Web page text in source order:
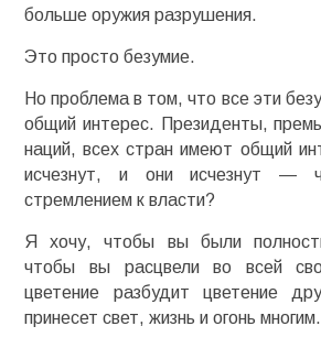
больше оружия разрушения.
Это просто безумие.
Но проблема в том, что все эти
общий интерес. Президенты,
наций, всех стран имеют общий
исчезнут, и они исчезнут —
стремлением к власти?
Я хочу, чтобы вы были
чтобы вы расцвели во всей
цветение разбудит цветение
принесет свет, жизнь и огонь многим.